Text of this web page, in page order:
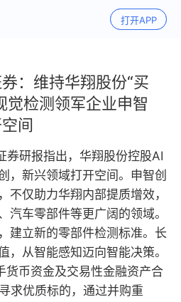
打开APP
：维持华翔股份“买
觉检测领军企业申智
间
券研报指出，华翔股份控股AI
，新兴领域打开空间。申智创
不仅助力华翔内部提质增效，
汽车零部件等更广阔的领域。
建立新的零部件检测标准。长
，从智能感知迈向智能决策。
货币资金及交易性金融资产合
求优质标的，通过并购重